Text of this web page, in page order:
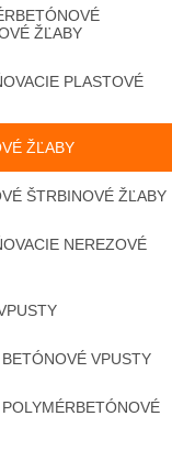
ŽĽABY
PLASTOVÉ
ŽĽABY
ŠTRBINOVÉ ŽĽABY
NEREZOVÉ
VPUSTY